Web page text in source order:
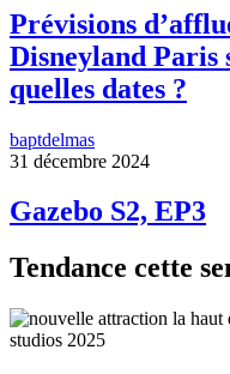
Prévisions
Disneyland Paris
quelles dates ?
baptdelmas
31 décembre 2024
Gazebo S2, EP3
Tendance cette